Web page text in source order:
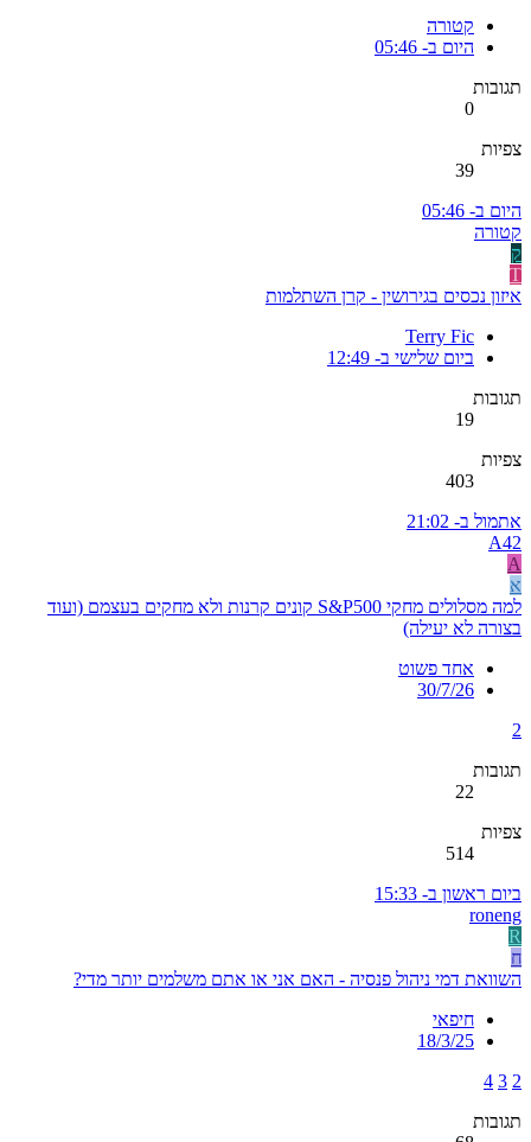
קטורה
היום ב- 05:46
תגובות
0
צפיות
39
היום ב- 05:46
קטורה
ק
T
איזון נכסים בגירושין - קרן השתלמות
Terry Fic
ביום שלישי ב- 12:49
תגובות
19
צפיות
403
אתמול ב- 21:02
A42
A
א
למה מסלולים מחקי S&P500 קונים קרנות ולא מחקים בעצמם (ועוד
בצורה לא יעילה)
אחד פשוט
30/7/26
2
תגובות
22
צפיות
514
ביום ראשון ב- 15:33
roneng
R
ח
השוואת דמי ניהול פנסיה - האם אני או אתם משלמים יותר מדי?
חיפאי
18/3/25
2
3
4
תגובות